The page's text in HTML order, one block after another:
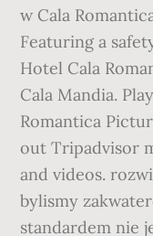
w Cala
Featuring a
Hotel Cala
Cala Mandia.
Romantica
out Tripadvisor
and videos.
bylismy
standardem nie